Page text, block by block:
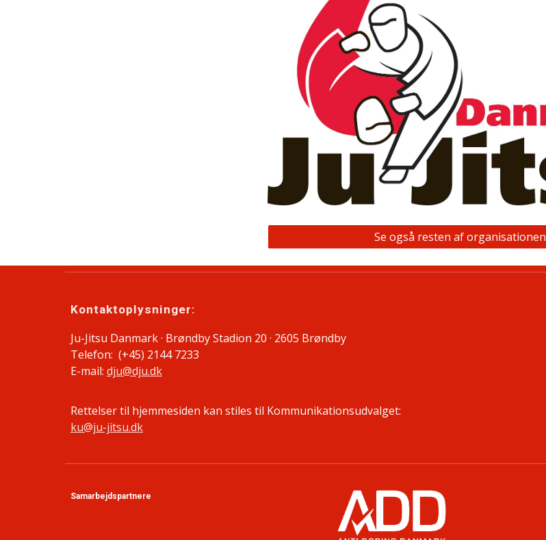
Se også resten af organisationen
Kontaktoplysninger:
Ju-Jitsu Danmark · Brøndby Stadion 20 · 2605 Brøndby
Telefon: (+45) 2144 7233
E-mail: dju@dju.dk
Rettelser til hjemmesiden kan stiles til Kommunikationsudvalget:
ku@ju-jitsu.dk
Samarbejdspartnere